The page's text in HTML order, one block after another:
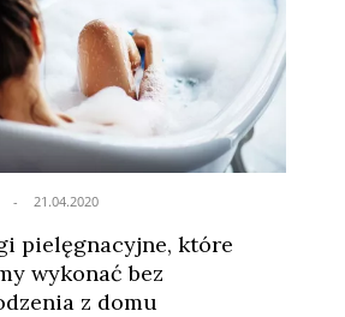
pielęgnacyjne, które
wykonać bez
z domu
21.04.2020